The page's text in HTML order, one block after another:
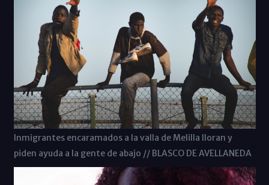
Inmigrantes encaramados a la valla de Melilla lloran y
piden ayuda a la gente de abajo // BLASCO DE AVELLANEDA